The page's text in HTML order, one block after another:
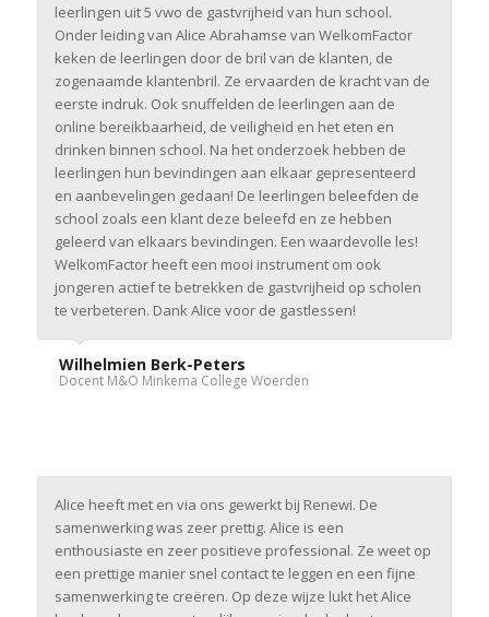
leerlingen uit 5 vwo de gastvrijheid van hun school.
Onder leiding van Alice Abrahamse van WelkomFactor
keken de leerlingen door de bril van de klanten, de
zogenaamde klantenbril. Ze ervaarden de kracht van de
eerste indruk. Ook snuffelden de leerlingen aan de
online bereikbaarheid, de veiligheid en het eten en
drinken binnen school. Na het onderzoek hebben de
leerlingen hun bevindingen aan elkaar gepresenteerd
en aanbevelingen gedaan! De leerlingen beleefden de
school zoals een klant deze beleefd en ze hebben
geleerd van elkaars bevindingen. Een waardevolle les!
WelkomFactor heeft een mooi instrument om ook
jongeren actief te betrekken de gastvrijheid op scholen
te verbeteren. Dank Alice voor de gastlessen!
Wilhelmien Berk-Peters
Docent M&O Minkema College Woerden
Alice heeft met en via ons gewerkt bij Renewi. De
samenwerking was zeer prettig. Alice is een
enthousiaste en zeer positieve professional. Ze weet op
een prettige manier snel contact te leggen en een fijne
samenwerking te creëren. Op deze wijze lukt het Alice